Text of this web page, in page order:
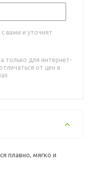
вами и уточнят
только для интернет-
от цен в
плавно, мягко и